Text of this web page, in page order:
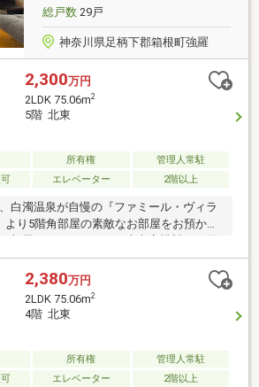
総戸数29戸
神奈川県足柄下郡箱根町強羅
2,300万円
2LDK 75.06m2
5階 北東
所有権
管理人常駐
エレベーター 2階以上
白濁温泉が自慢の『ファミール・ヴィラ
より5階角部屋の素敵なお部屋をお預かり
お部屋のリビングからは大文字眺望、お天
はバルコニーから相模湾を遠望できま
から徒歩圏内のという好立地。山間部に位
箱根町の物件では眺望と駅近立地の両立は
と存じます。ご内見のご予約やご質問な
お問い合わせくださいませ。
2,380万円
2LDK 75.06m2
4階 北東
所有権
管理人常駐
エレベーター 2階以上